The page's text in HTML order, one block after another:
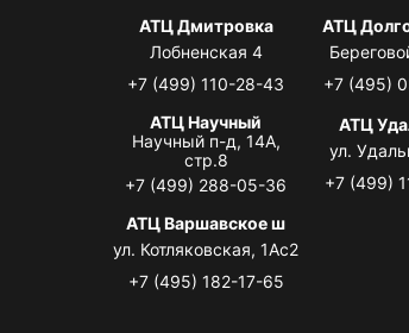
АТЦ Дмитровка
Лобненская 4
+7 (499) 110-28-43
АТЦ
+7 (495)
АТЦ Научный
Научный п-д, 14А,
стр.8
+7 (499) 288-05-36
АТЦ
ул.
+7 (499)
АТЦ Варшавское ш
ул. Котляковская, 1Ас2
+7 (495) 182-17-65